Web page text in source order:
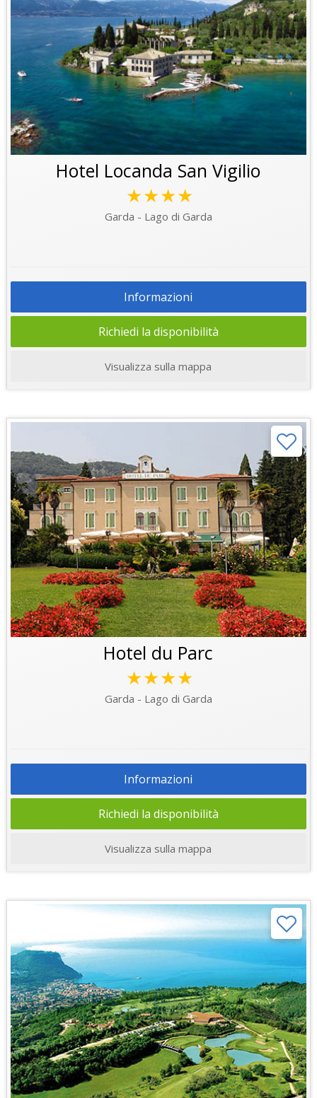
Hotel Locanda San Vigilio
★★★★
Garda - Lago di Garda
Informazioni
Richiedi la disponibilità
Visualizza sulla mappa
Hotel du Parc
★★★★
Garda - Lago di Garda
Informazioni
Richiedi la disponibilità
Visualizza sulla mappa